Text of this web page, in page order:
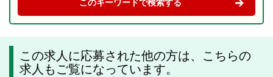
この求人に応募された他の方は、こちらの
求人もご覧になっています。